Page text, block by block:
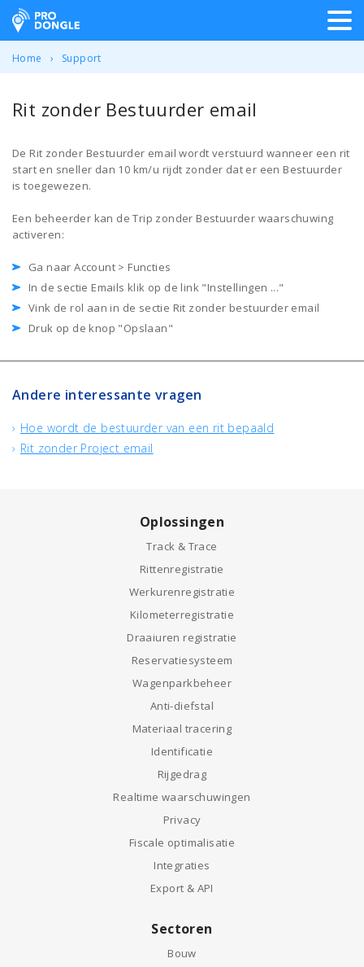
ProDongle Track & Trace
Home Support
Rit zonder Bestuurder email
De Rit zonder Bestuurder email wordt verstuurd wanneer een rit
start en sneller dan 10 km/u rijdt zonder dat er een Bestuurder
is toegewezen.
Een beheerder kan de Trip zonder Bestuurder waarschuwing
activeren:
Ga naar Account > Functies
In de sectie Emails klik op de link "Instellingen ..."
Vink de rol aan in de sectie Rit zonder bestuurder email
Druk op de knop "Opslaan"
Andere interessante vragen
Hoe wordt de bestuurder van een rit bepaald
Rit zonder Project email
Oplossingen
Track & Trace
Rittenregistratie
Werkurenregistratie
Kilometerregistratie
Draaiuren registratie
Reservatiesysteem
Wagenparkbeheer
Anti-diefstal
Materiaal tracering
Identificatie
Rijgedrag
Realtime waarschuwingen
Privacy
Fiscale optimalisatie
Integraties
Export & API
Sectoren
Bouw